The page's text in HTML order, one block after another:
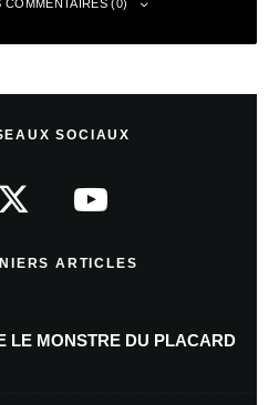
COMMENTAIRES (0)
SOCIAUX
ARTICLES
LE MONSTRE DU PLACARD